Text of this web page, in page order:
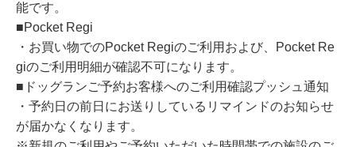
能です。
■Pocket Regi
・お買い物でのPocket Regiのご利用および、Pocket Re
giのご利用明細が確認不可になります。
■ドッグランご予約お客様へのご利用確認プッシュ通知
・予約日の前日にお送りしているリマインドのお知らせ
が届かなくなります。